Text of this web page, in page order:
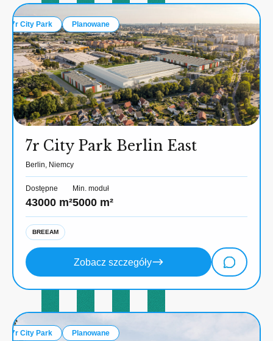
7r City Park Planowane
7r City Park Berlin East
Berlin, Niemcy
Dostępne
43000 m²
Min. moduł
5000 m²
BREEAM
Zobacz szczegóły
7r City Park Planowane